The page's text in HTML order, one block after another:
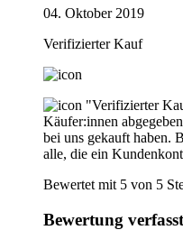
04. Oktober 2019
Verifizierter Kauf
"Verifizierter
Käufer:innen
bei uns gekauft haben.
alle, die ein
Bewertet mit 5 von 5
Bewertung